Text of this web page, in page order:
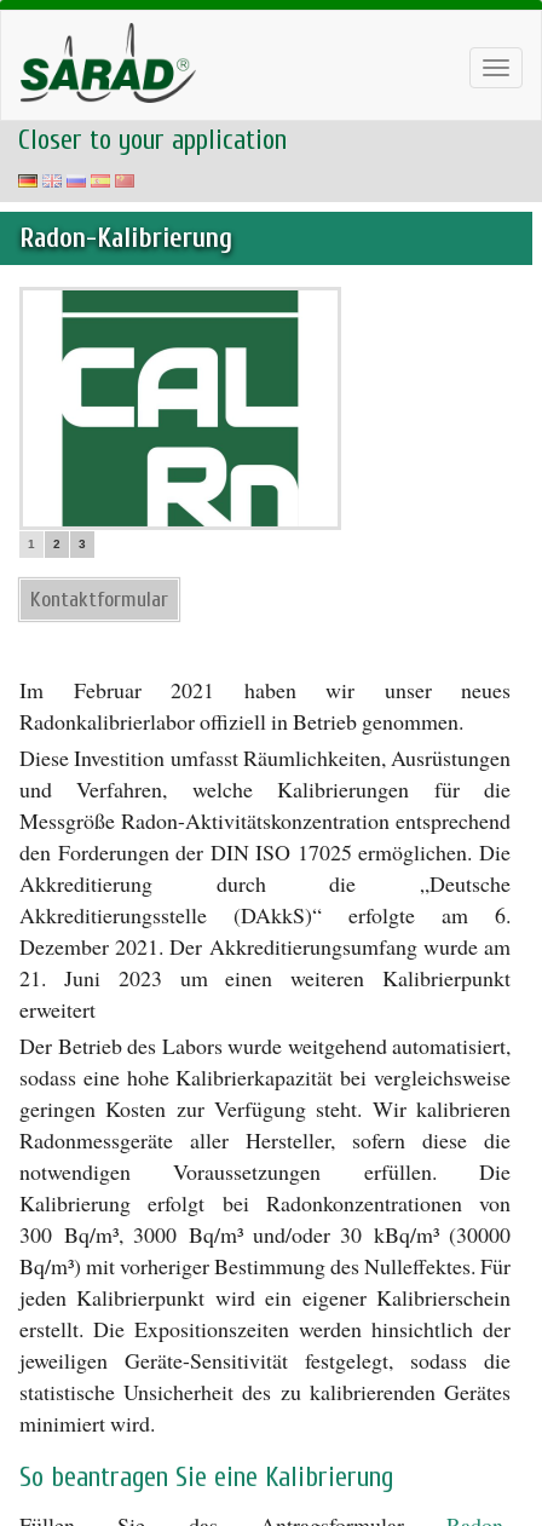
Closer to your application
Radon-Kalibrierung
1 2 3
Kontaktformular
Im Februar 2021 haben wir unser neues
Radonkalibrierlabor offiziell in Betrieb genommen.
Diese Investition umfasst Räumlichkeiten, Ausrüstungen
und Verfahren, welche Kalibrierungen für die
Messgröße Radon-Aktivitätskonzentration entsprechend
den Forderungen der DIN ISO 17025 ermöglichen. Die
Akkreditierung durch die „Deutsche
Akkreditierungsstelle (DAkkS)“ erfolgte am 6.
Dezember 2021. Der Akkreditierungsumfang wurde am
21. Juni 2023 um einen weiteren Kalibrierpunkt
erweitert
Der Betrieb des Labors wurde weitgehend automatisiert,
sodass eine hohe Kalibrierkapazität bei vergleichsweise
geringen Kosten zur Verfügung steht. Wir kalibrieren
Radonmessgeräte aller Hersteller, sofern diese die
notwendigen Voraussetzungen erfüllen. Die
Kalibrierung erfolgt bei Radonkonzentrationen von
300 Bq/m³, 3000 Bq/m³ und/oder 30 kBq/m³ (30000
Bq/m³) mit vorheriger Bestimmung des Nulleffektes. Für
jeden Kalibrierpunkt wird ein eigener Kalibrierschein
erstellt. Die Expositionszeiten werden hinsichtlich der
jeweiligen Geräte-Sensitivität festgelegt, sodass die
statistische Unsicherheit des zu kalibrierenden Gerätes
minimiert wird.
So beantragen Sie eine Kalibrierung